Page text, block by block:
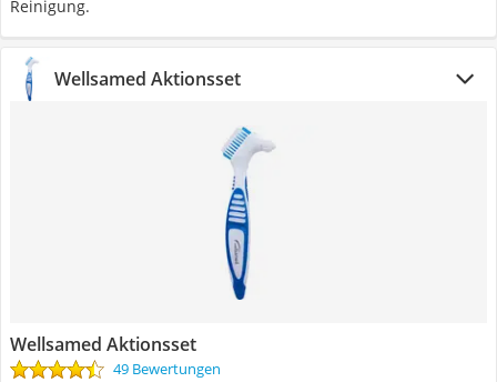
Reinigung.
Wellsamed Aktionsset
Wellsamed Aktionsset
49 Bewertungen